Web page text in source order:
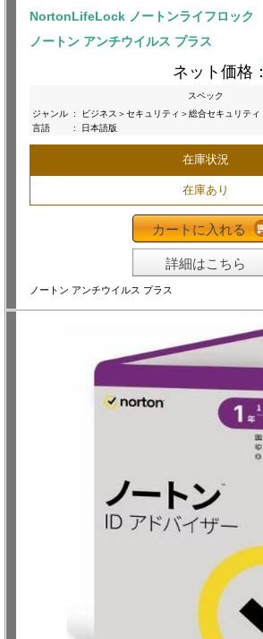
NortonLifeLock ノートンライフロック
ノートン アンチウイルス プラス
ネット価格：
スペック
ジャンル :
ビジネス＞セキュリティ＞総合セキュリティ
言語
: 日本語版
在庫状況
在庫あり
カートに入れる
詳細はこちら
ノートン アンチウイルス プラス